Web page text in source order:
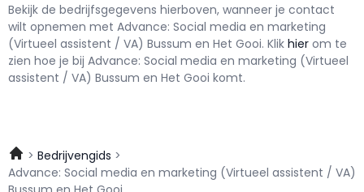
Bekijk de bedrijfsgegevens hierboven, wanneer je contact
wilt opnemen met Advance: Social media en marketing
(Virtueel assistent / VA) Bussum en Het Gooi. Klik hier om te
zien hoe je bij Advance: Social media en marketing (Virtueel
assistent / VA) Bussum en Het Gooi komt.
Bedrijvengids
Advance: Social media en marketing (Virtueel assistent / VA)